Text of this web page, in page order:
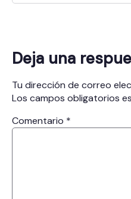
Deja una
Tu dirección de correo
Los campos obligatorios
Comentario *